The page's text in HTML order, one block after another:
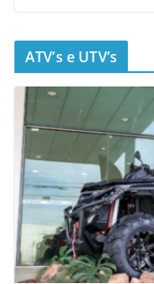
ATV’s e UTV’s